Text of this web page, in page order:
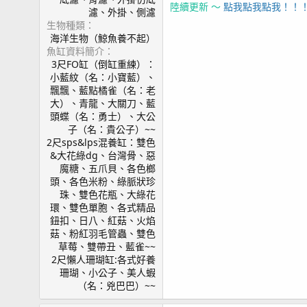
濾、外掛、側濾
生物種類
海洋生物（鯨魚養不起）
魚缸資料簡介
3尺FO缸（倒缸重練）：
小藍紋（名：小寶藍）、
飄飄、藍點橘雀（名：老
大）、青龍、大關刀、藍
頭蝶（名：勇士）、大公
子（名：貴公子）~~
2尺sps&lps混養缸：雙色
&大花綠dg、台灣骨、惡
魔糖、五爪貝、各色榔
頭、各色米粉、綠脈狀珍
珠、雙色花瓶、大綠花
環、雙色單胞、各式精品
鈕扣、日八、紅菇、火焰
菇、粉紅羽毛管蟲、雙色
草莓、雙帶丑、藍雀~~
2尺懶人珊瑚缸:各式好養
珊瑚、小公子、美人蝦
（名：兇巴巴）~~
陸續更新 ～ 點我點我點我！！